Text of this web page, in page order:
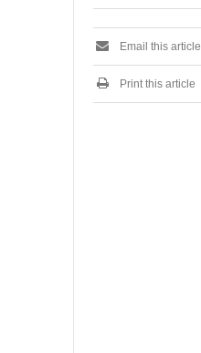
Email this article
Print this article